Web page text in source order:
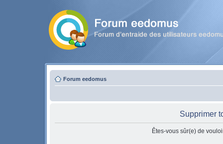
Forum eedomus
Supprimer
Êtes-vous sûr(e) de